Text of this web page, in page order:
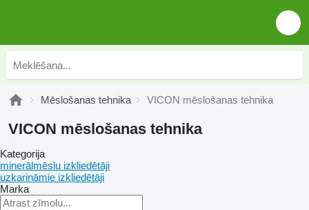
Mēslošanas tehnika VICON mēslošanas tehnika
VICON mēslošanas tehnika
Kategorija
minerālmēslu izkliedētāji
uzkarināmie izkliedētāji
Marka